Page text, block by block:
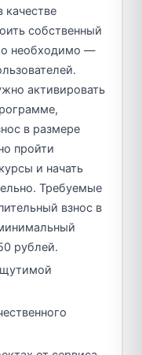
качестве
собственный
необходимо —
активировать
в размере
пройти
и начать
Требуемые
взнос в
рублей.